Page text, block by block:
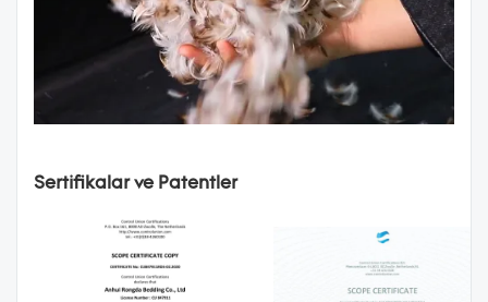
Sertifikalar ve Patentler